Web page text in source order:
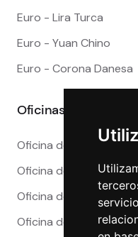
Euro - Lira Turca
Euro - Yuan Chino
Euro - Corona Danesa
Oficinas
Oficina de Cambio en
Oficina de Cambio en
Oficina de Cambio en
Oficina de Cambio en